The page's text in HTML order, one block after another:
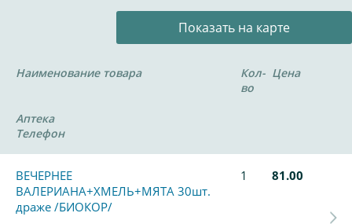
Показать на карте
Наименование товара
Кол-
во
Цена
Аптека
Телефон
ВЕЧЕРНЕЕ
ВАЛЕРИАНА+ХМЕЛЬ+МЯТА 30шт.
драже /БИОКОР/
1 81.00